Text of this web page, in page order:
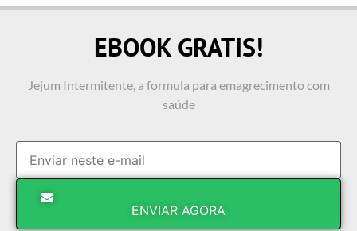
EBOOK GRATIS!
Jejum Intermitente, a formula para emagrecimento com
saúde
ENVIAR AGORA